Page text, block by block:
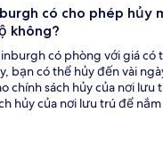
có cho phép hủy
không?
có phòng với giá có
bạn có thể hủy đến vài
chính sách hủy của nơi lưu
hủy của nơi lưu trú để